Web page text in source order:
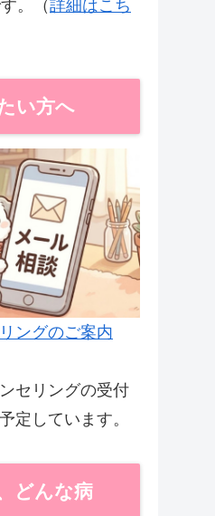
。（詳細はこち
い方へ
ングのご案内
セリングの受付
定しています。
どんな病